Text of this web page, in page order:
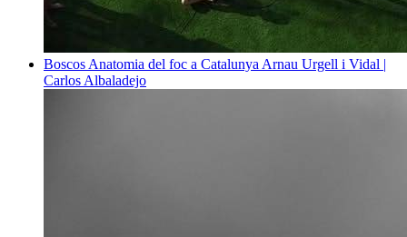
Boscos Anatomia del foc a Catalunya Arnau Urgell i Vidal |
Carlos Albaladejo